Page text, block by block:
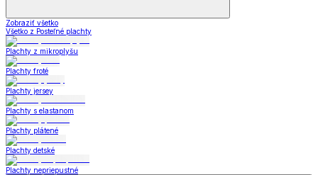
Zobraziť všetko
Všetko z Posteľné plachty
Plachty z mikroplyšu
Plachty froté
Plachty jersey
Plachty s elastanom
Plachty plátené
Plachty detské
Plachty nepriepustné